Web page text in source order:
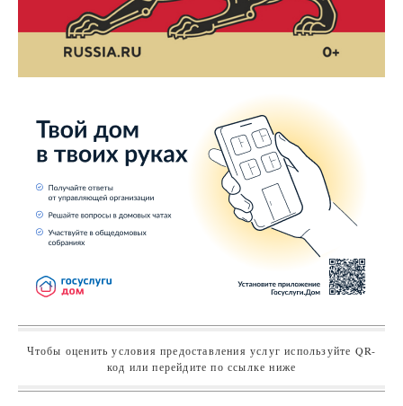
Чтобы оценить условия предоставления услуг используйте QR-
код или перейдите по ссылке ниже